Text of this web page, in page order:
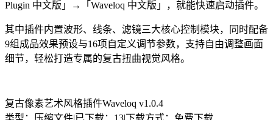
Plugin 中文版」→「Waveloq 中文版」，就能快速启动插件。
其中插件内置波形、线条、滤镜三大核心控制模块，同时配备
9组成品效果预设与16项自定义调节参数，支持自由调整画面
细节，轻松打造专属的复古扭曲视觉风格。
复古像素艺术风格插件Waveloq v1.0.4